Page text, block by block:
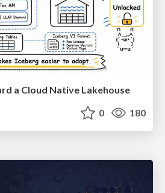
a Cloud Native Lakehouse
0 180